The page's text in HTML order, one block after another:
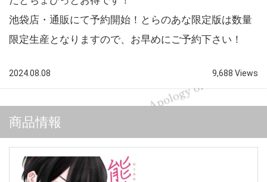
池袋店・通販にて予約開始！とらのあな限定版は数量
限定生産となりますので、お早めにご予約下さい！
2024.08.08 9,688 Views
商品情報